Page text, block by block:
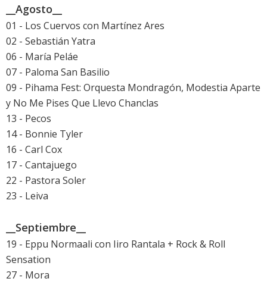
__Agosto__
01 - Los Cuervos con Martínez Ares
02 - Sebastián Yatra
06 - María Peláe
07 - Paloma San Basilio
09 - Pihama Fest: Orquesta Mondragón, Modestia Aparte
y No Me Pises Que Llevo Chanclas
13 - Pecos
14 - Bonnie Tyler
16 - Carl Cox
17 - Cantajuego
22 - Pastora Soler
23 - Leiva
__Septiembre__
19 - Eppu Normaali con Iiro Rantala + Rock & Roll
Sensation
27 - Mora